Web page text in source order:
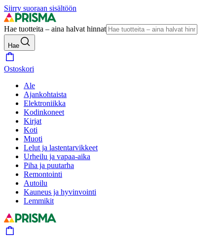
Siirry suoraan sisältöön
Hae tuotteita – aina halvat hinnat
Hae
Ostoskori
Ale
Ajankohtaista
Elektroniikka
Kodinkoneet
Kirjat
Koti
Muoti
Lelut ja lastentarvikkeet
Urheilu ja vapaa-aika
Piha ja puutarha
Remontointi
Autoilu
Kauneus ja hyvinvointi
Lemmikit